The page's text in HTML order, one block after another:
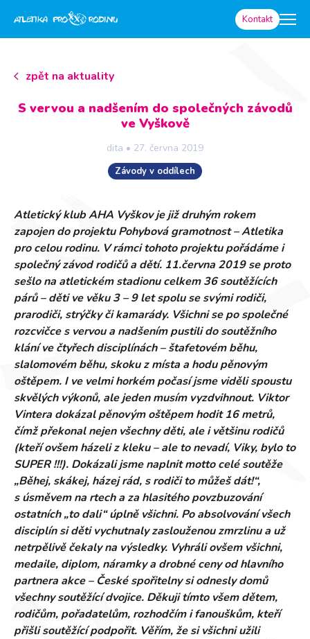
Kontakt
zpět na aktuality
S vervou a nadšením do společných závodů
ve Vyškově
dita • 27. června 2019
Závody v oddílech
Atletický klub AHA Vyškov je již druhým rokem
zapojen do projektu Pohybová gramotnost – Atletika
pro celou rodinu. V rámci tohoto projektu pořádáme i
společný závod rodičů a dětí. 11.června 2019 se proto
sešlo na atletickém stadionu celkem 36 soutěžících
párů – děti ve věku 3 – 9 let spolu se svými rodiči,
prarodiči, strýčky či kamarády. Všichni se po společné
rozcvičce s vervou a nadšením pustili do soutěžního
klání ve čtyřech disciplínách – štafetovém běhu,
slalomovém běhu, skoku z místa a hodu pěnovým
oštěpem. I ve velmi horkém počasí jsme viděli spoustu
skvělých výkonů, ale jeden musím vyzdvihnout. Viktor
Vintera dokázal pěnovým oštěpem hodit 16 metrů,
čímž překonal nejen všechny děti, ale i většinu rodičů
(kteří ovšem házeli z kleku – ale to nevadí, Viky, bylo to
SUPER !!!). Dokázali jsme naplnit motto celé soutěže
„Běhej, skákej, házej rád, s rodiči to můžeš dát!“,
s úsměvem na rtech a za hlasitého povzbuzování
ostatních „to dali“ úplně všichni. Po absolvování všech
disciplín si děti vychutnaly zaslouženou zmrzlinu a už
netrpělivě čekaly na výsledky. Vyhráli ovšem všichni,
medaile, diplom, náramky a drobné ceny od hlavního
partnera akce – České spořitelny si odnesly domů
všechny soutěžící dvojice. Děkuji tímto všem dětem,
rodičům, pořadatelům, rozhodčím i fanouškům, kteří
přišli soutěžící podpořit. Věřím, že si všichni užili